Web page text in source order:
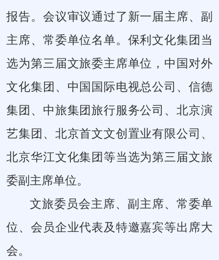
报告。会议审议通过了新一届主席、副
主席、常委单位名单。保利文化集团当
选为第三届文旅委主席单位，中国对外
文化集团、中国国际电视总公司、信德
集团、中旅集团旅行服务公司、北京演
艺集团、北京首文文创置业有限公司、
北京华江文化集团等当选为第三届文旅
委副主席单位。
文旅委员会主席、副主席、常委单
位、会员企业代表及特邀嘉宾等出席大
会。